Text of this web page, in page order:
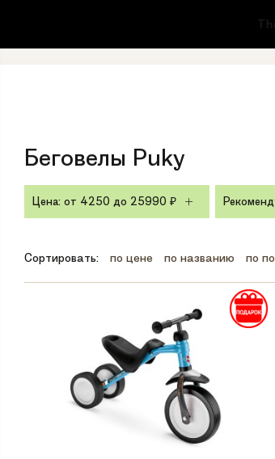
This
8 (800) 222-
Беговелы Puky
Цена: от 4250 до 25990 ₽
Сортировать: по цене по названию по